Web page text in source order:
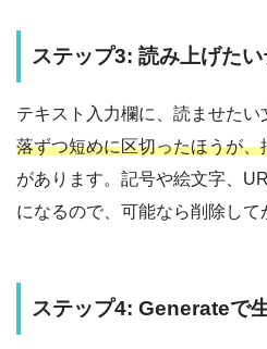
ステップ3: 読み上げた
テキスト入力欄に、読ませたい
落ずつ短めに区切ったほうが
があります。記号や絵文字、
になるので、可能なら削除して
ステップ4: Generateで